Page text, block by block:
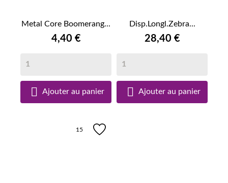
Metal Core Boomerang...
4,40 €
 Ajouter au panier
Disp.Longl.Zebra...
28,40 €
 Ajouter au panier
15